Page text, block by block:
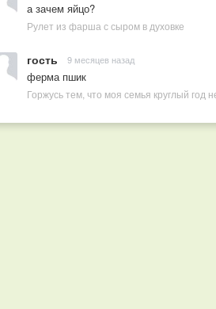
а зачем яйцо?
Рулет из фарша с сыром в духовке
гость 9 месяцев назад
ферма пшик